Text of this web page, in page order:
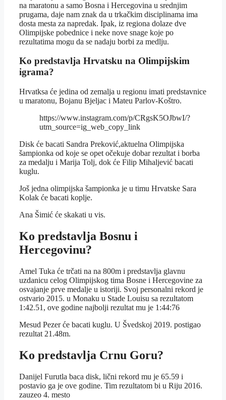
na maratonu a samo Bosna i Hercegovina u srednjim
prugama, daje nam znak da u trkačkim disciplinama ima
dosta mesta za napredak. Ipak, iz regiona dolaze dve
Olimpijske pobednice i neke nove snage koje po
rezultatima mogu da se nadaju borbi za medlju.
Ko predstavlja Hrvatsku na Olimpijskim
igrama?
Hrvatksa će jedina od zemalja u regionu imati predstavnice
u maratonu, Bojanu Bjeljac i Mateu Parlov-Koštro.
https://www.instagram.com/p/CRgsK5OJbwI/?
utm_source=ig_web_copy_link
Disk će bacati Sandra Preković,aktuelna Olimpijska
šampionka od koje se opet očekuje dobar rezultat i borba
za medalju i Marija Tolj, dok će Filip Mihaljević bacati
kuglu.
Još jedna olimpijska šampionka je u timu Hrvatske Sara
Kolak će bacati koplje.
Ana Šimić će skakati u vis.
Ko predstavlja Bosnu i
Hercegovinu?
Amel Tuka će trčati na na 800m i predstavlja glavnu
uzdanicu celog Olimpijskog tima Bosne i Hercegovine za
osvajanje prve medalje u istoriji. Svoj personalni rekord je
ostvario 2015. u Monaku u Stade Louisu sa rezultatom
1:42.51, ove godine najbolji rezultat mu je 1:44:76
Mesud Pezer će bacati kuglu. U Švedskoj 2019. postigao
rezultat 21.48m.
Ko predstavlja Crnu Goru?
Danijel Furutla baca disk, lični rekord mu je 65.59 i
postavio ga je ove godine. Tim rezultatom bi u Riju 2016.
zauzeo 4. mesto